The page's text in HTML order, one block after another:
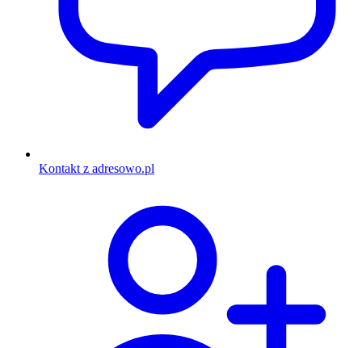
Kontakt z adresowo.pl